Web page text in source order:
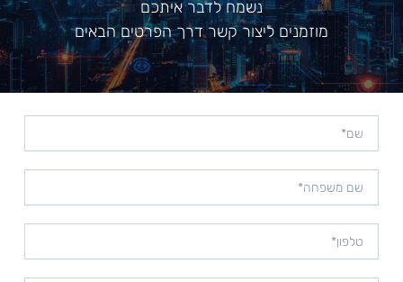
נשמח לדבר איתכם
מוזמנים ליצור קשר דרך הפרטים הבאים